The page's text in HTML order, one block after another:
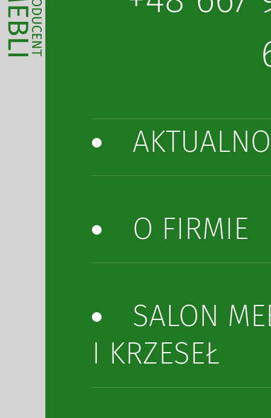
O FIRMIE
SALON
I KRZESEŁ